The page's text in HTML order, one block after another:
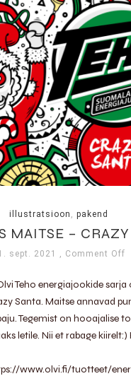
illustratsioon pakend
MAITSE –
sept. 2021 , Comment Off
Teho energiajookide sarja
Santa. Maitse annavad
Tegemist on hooajalise
letile. Nii et rabage kiirelt:)
www.olvi.fi/tuotteet/